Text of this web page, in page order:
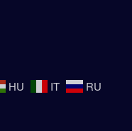
HU IT RU